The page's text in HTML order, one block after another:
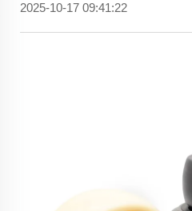
2025-10-17 09:41:22